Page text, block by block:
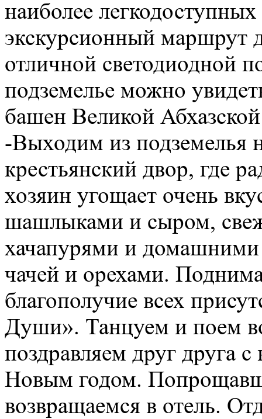
наиболее
экскурсионный маршрут
отличной светодиодной
подземелье можно
башен Великой
-Выходим из подземелья
крестьянский двор, где
хозяин угощает очень
шашлыками и сыром,
хачапурями и домашними
чачей и орехами.
благополучие всех
Души». Танцуем и поем
поздравляем друг друга
Новым годом.
возвращаемся в отель.